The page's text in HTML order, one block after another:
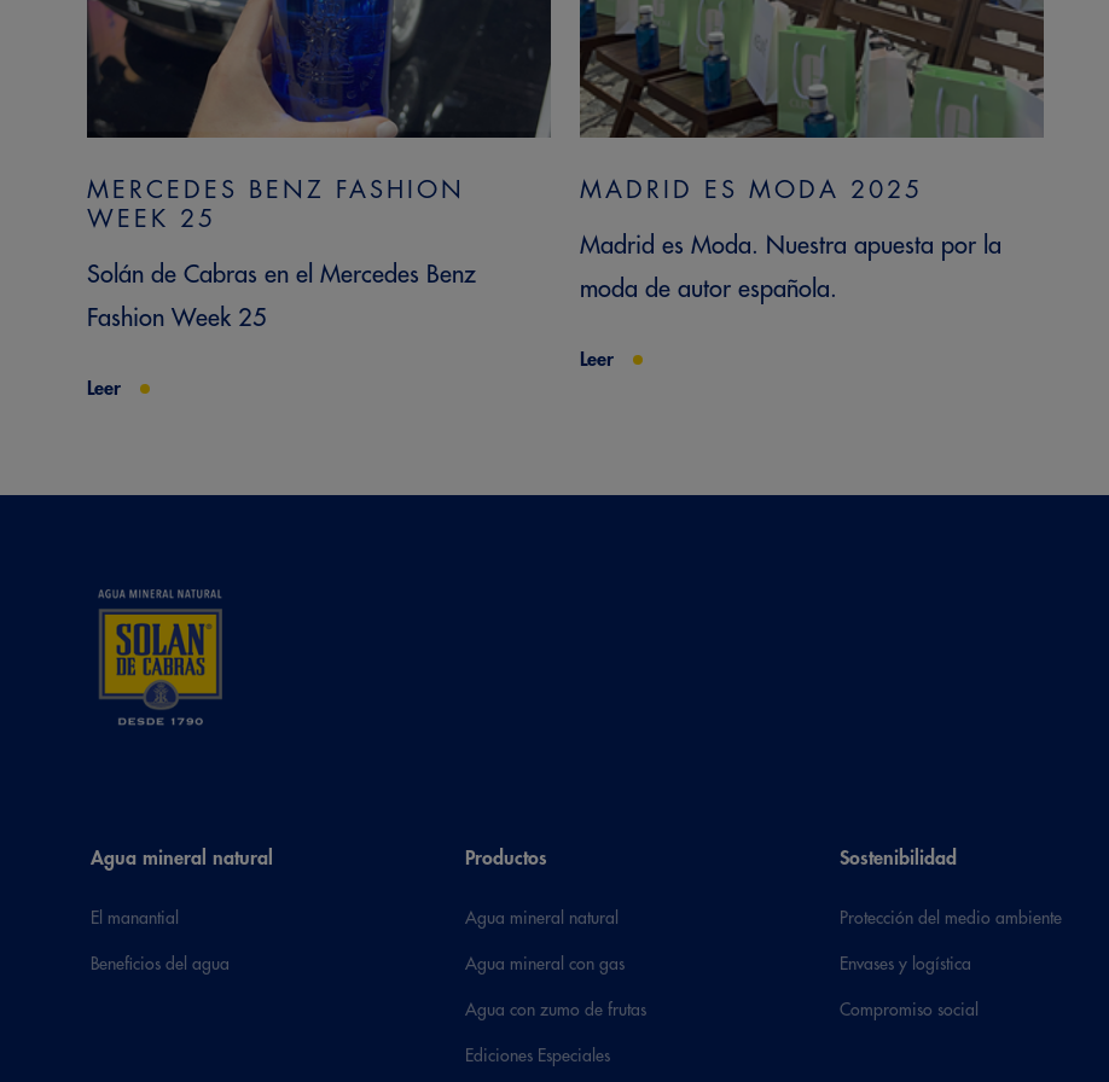
MERCEDES BENZ FASHION
WEEK 25
Solán de Cabras en el Mercedes Benz
Fashion Week 25
Leer
MADRID ES MODA 2025
Madrid es Moda. Nuestra apuesta por la
moda de autor española.
Leer
Agua mineral natural
El manantial
Beneficios del agua
Productos
Agua mineral natural
Agua mineral con gas
Agua con zumo de frutas
Ediciones Especiales
Sostenibilidad
Protección del medio ambiente
Envases y logística
Compromiso social